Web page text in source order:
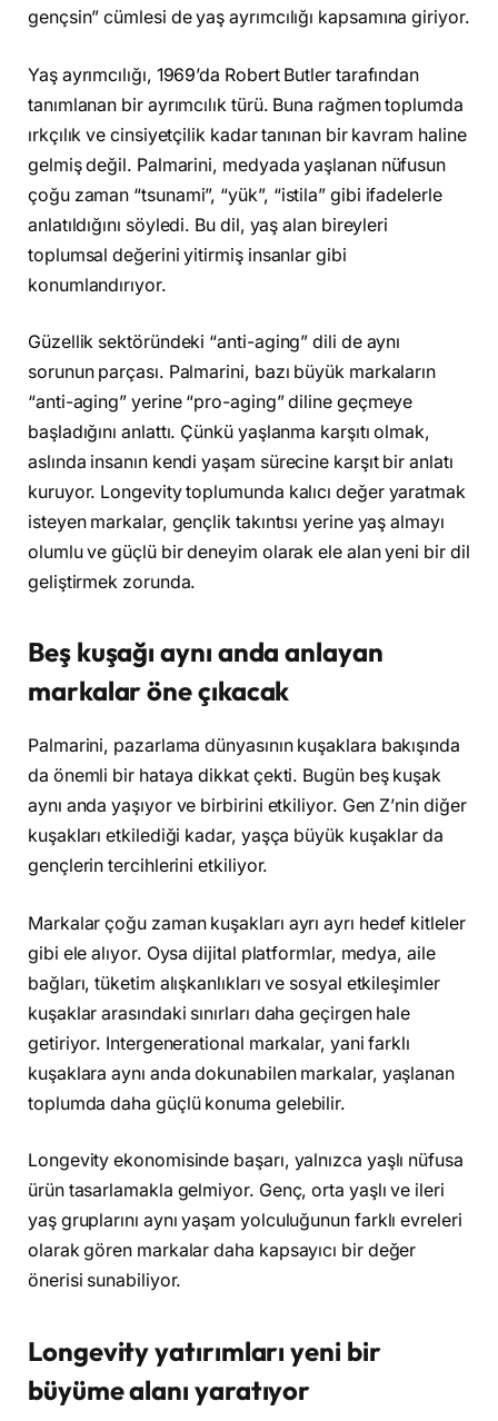
gençsin” cümlesi de yaş ayrımcılığı kapsamına giriyor.
Yaş ayrımcılığı, 1969’da Robert Butler tarafından
tanımlanan bir ayrımcılık türü. Buna rağmen toplumda
ırkçılık ve cinsiyetçilik kadar tanınan bir kavram haline
gelmiş değil. Palmarini, medyada yaşlanan nüfusun
çoğu zaman “tsunami”, “yük”, “istila” gibi ifadelerle
anlatıldığını söyledi. Bu dil, yaş alan bireyleri
toplumsal değerini yitirmiş insanlar gibi
konumlandırıyor.
Güzellik sektöründeki “anti-aging” dili de aynı
sorunun parçası. Palmarini, bazı büyük markaların
“anti-aging” yerine “pro-aging” diline geçmeye
başladığını anlattı. Çünkü yaşlanma karşıtı olmak,
aslında insanın kendi yaşam sürecine karşıt bir anlatı
kuruyor. Longevity toplumunda kalıcı değer yaratmak
isteyen markalar, gençlik takıntısı yerine yaş almayı
olumlu ve güçlü bir deneyim olarak ele alan yeni bir dil
geliştirmek zorunda.
Beş kuşağı aynı anda anlayan
markalar öne çıkacak
Palmarini, pazarlama dünyasının kuşaklara bakışında
da önemli bir hataya dikkat çekti. Bugün beş kuşak
aynı anda yaşıyor ve birbirini etkiliyor. Gen Z’nin diğer
kuşakları etkilediği kadar, yaşça büyük kuşaklar da
gençlerin tercihlerini etkiliyor.
Markalar çoğu zaman kuşakları ayrı ayrı hedef kitleler
gibi ele alıyor. Oysa dijital platformlar, medya, aile
bağları, tüketim alışkanlıkları ve sosyal etkileşimler
kuşaklar arasındaki sınırları daha geçirgen hale
getiriyor. Intergenerational markalar, yani farklı
kuşaklara aynı anda dokunabilen markalar, yaşlanan
toplumda daha güçlü konuma gelebilir.
Longevity ekonomisinde başarı, yalnızca yaşlı nüfusa
ürün tasarlamakla gelmiyor. Genç, orta yaşlı ve ileri
yaş gruplarını aynı yaşam yolculuğunun farklı evreleri
olarak gören markalar daha kapsayıcı bir değer
önerisi sunabiliyor.
Longevity yatırımları yeni bir
büyüme alanı yaratıyor